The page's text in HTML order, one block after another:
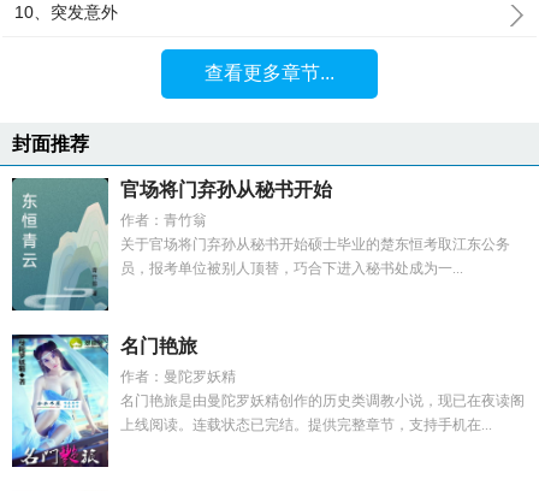
10、突发意外
查看更多章节...
封面推荐
官场将门弃孙从秘书开始
作者：青竹翁
关于官场将门弃孙从秘书开始硕士毕业的楚东恒考取江东公务
员，报考单位被别人顶替，巧合下进入秘书处成为一...
名门艳旅
作者：曼陀罗妖精
名门艳旅是由曼陀罗妖精创作的历史类调教小说，现已在夜读阁
上线阅读。连载状态已完结。提供完整章节，支持手机在...